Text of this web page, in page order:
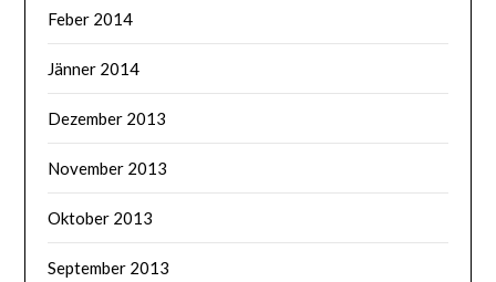
Feber 2014
Jänner 2014
Dezember 2013
November 2013
Oktober 2013
September 2013